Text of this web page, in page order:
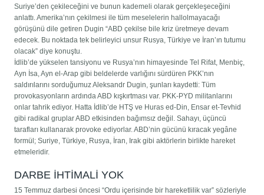
Suriye’den çekileceğini ve bunun kademeli olarak gerçekleşeceğini
anlattı. Amerika’nın çekilmesi ile tüm meselelerin hallolmayacağı
görüşünü dile getiren Dugin “ABD çekilse bile kriz üretmeye devam
edecek. Bu noktada tek belirleyici unsur Rusya, Türkiye ve İran’ın tutumu
olacak” diye konuştu.
İdlib’de yükselen tansiyonu ve Rusya’nın himayesinde Tel Rifat, Menbiç,
Ayn İsa, Ayn el-Arap gibi beldelerde varlığını sürdüren PKK’nın
saldırılarını sorduğumuz Aleksandr Dugin, şunları kaydetti: Tüm
provokasyonların ardında ABD kışkırtması var. PKK-PYD militanlarını
onlar tahrik ediyor. Hatta İdlib’de HTŞ ve Huras ed-Din, Ensar et-Tevhid
gibi radikal gruplar ABD etkisinden bağımsız değil. Sahayı, üçüncü
tarafları kullanarak provoke ediyorlar. ABD’nin gücünü kıracak yegâne
formül; Suriye, Türkiye, Rusya, İran, Irak gibi aktörlerin birlikte hareket
etmeleridir.
DARBE İHTİMALİ YOK
15 Temmuz darbesi öncesi “Ordu içerisinde bir hareketlilik var” sözleriyle